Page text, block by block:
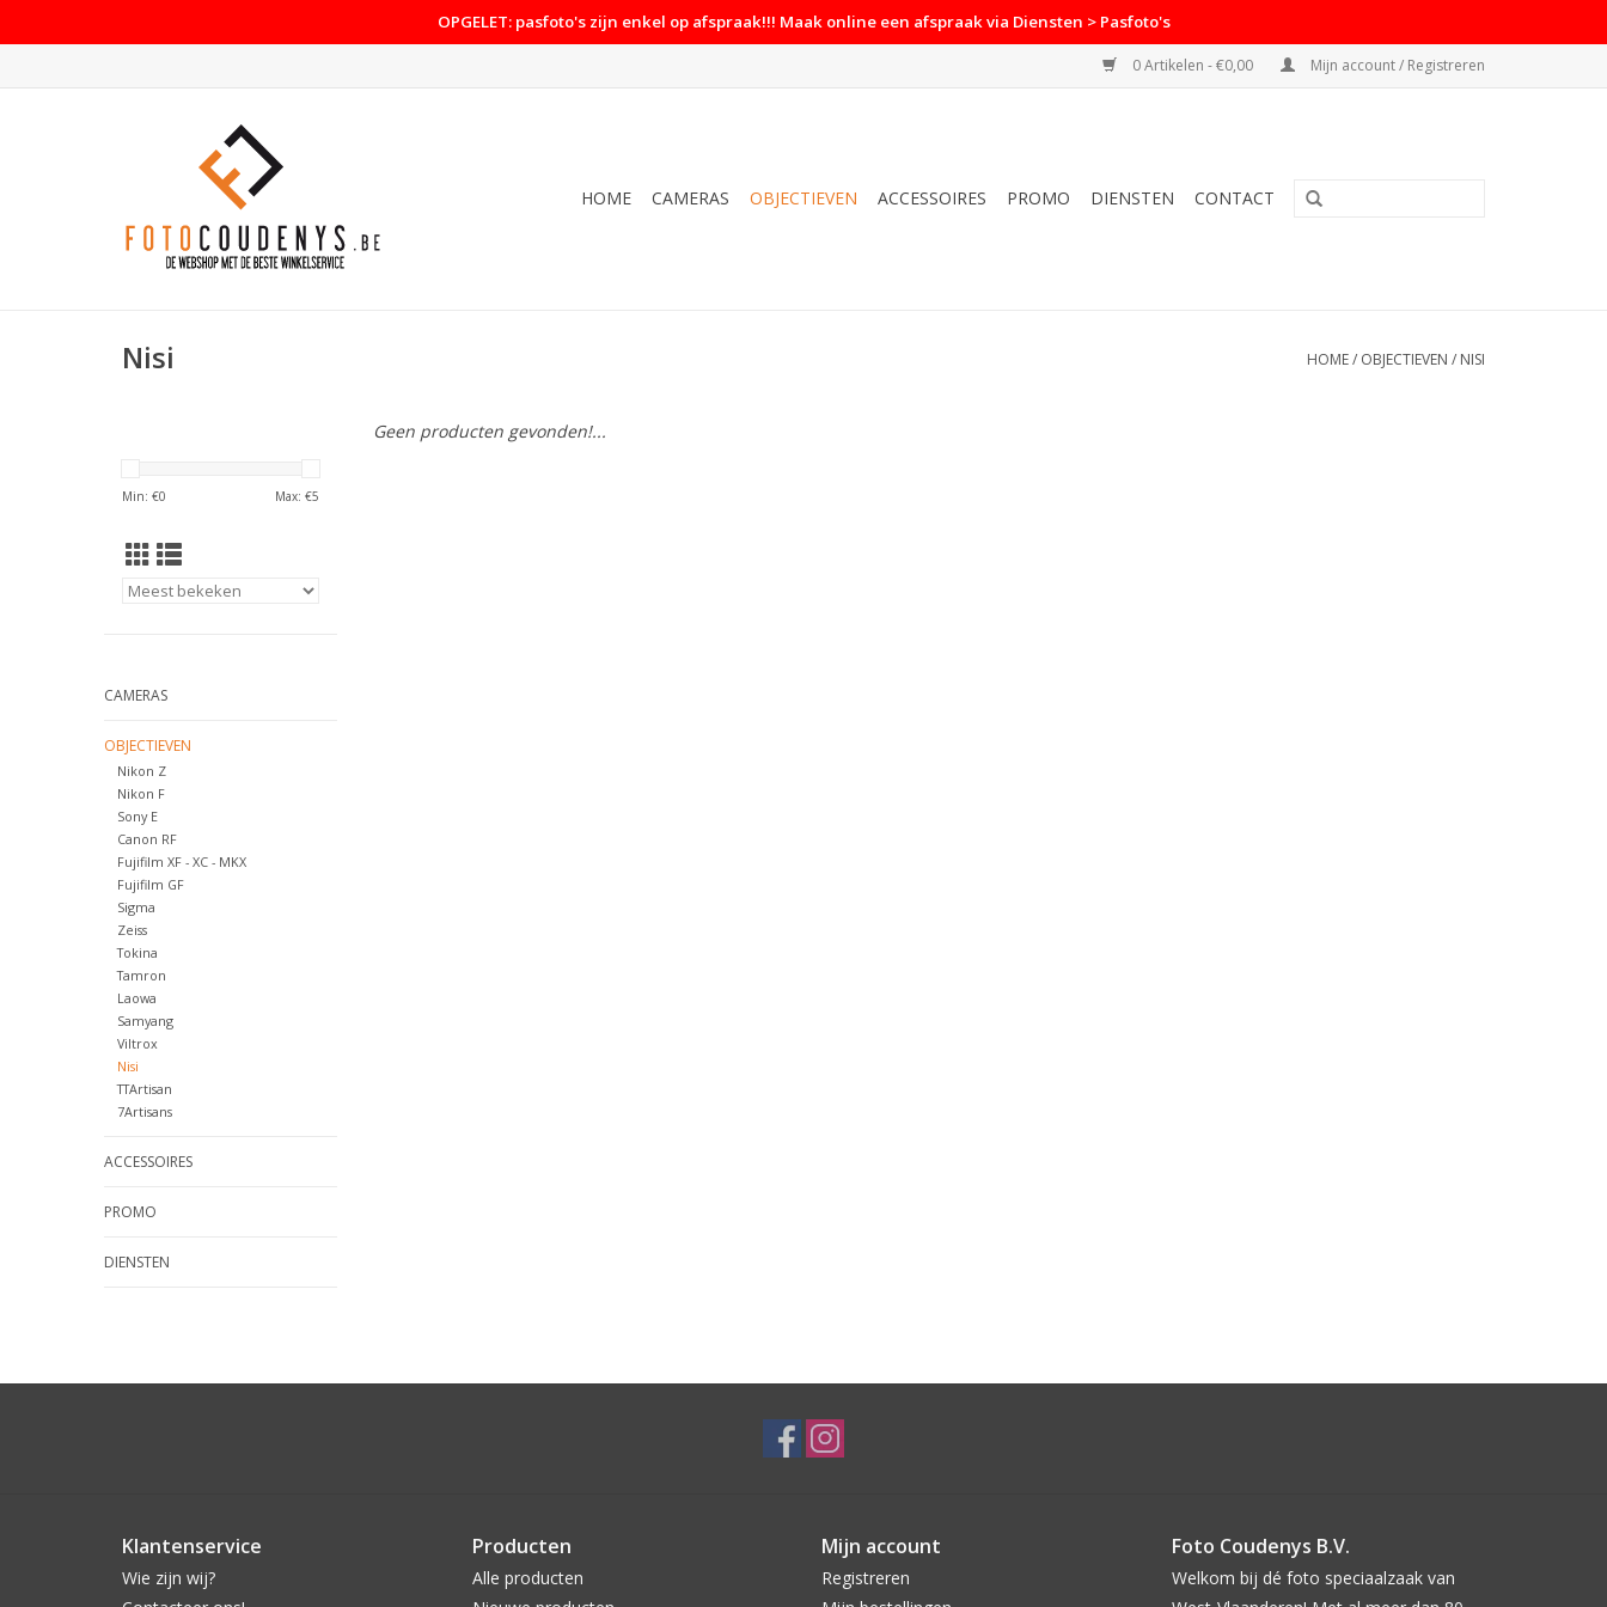
OPGELET: pasfoto's zijn enkel op afspraak!!! Maak online een afspraak via Diensten > Pasfoto's
0 Artikelen - €0,00 Mijn account / Registreren
HOME CAMERAS OBJECTIEVEN ACCESSOIRES PROMO DIENSTEN CONTACT
Nisi HOME/ OBJECTIEVEN / NISI
Min: €0 Max: €5
CAMERAS
OBJECTIEVEN
Nikon Z
Nikon F
Sony E
Canon RF
Fujifilm XF - XC - MKX
Fujifilm GF
Sigma
Zeiss
Tokina
Tamron
Laowa
Samyang
Viltrox
Nisi
TTArtisan
7Artisans
ACCESSOIRES
PROMO
DIENSTEN
Geen producten gevonden!...
Klantenservice
Wie zijn wij?
Producten
Alle producten
Mijn account
Registreren
Foto Coudenys B.V.
Welkom bij dé foto speciaalzaak van